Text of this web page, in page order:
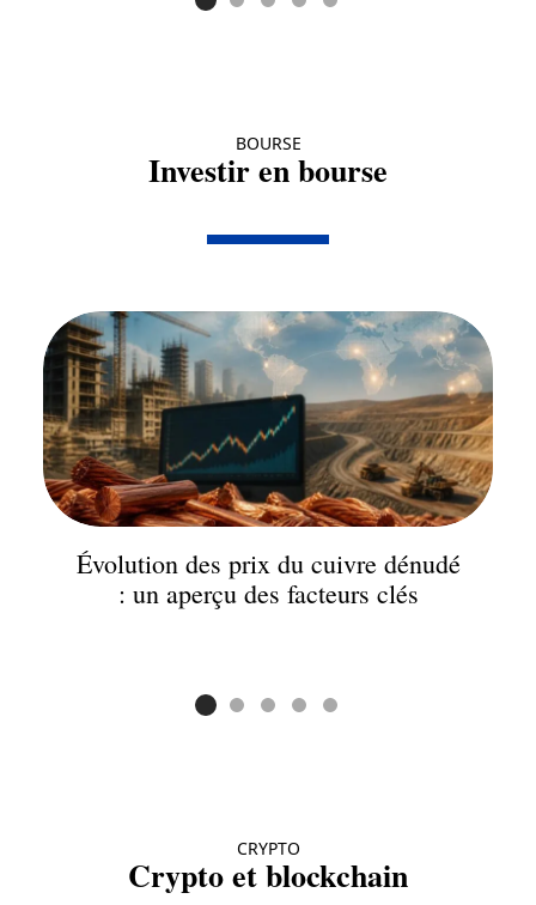
BOURSE
Investir en bourse
Évolution des prix du cuivre dénudé
: un aperçu des facteurs clés
CRYPTO
Crypto et blockchain